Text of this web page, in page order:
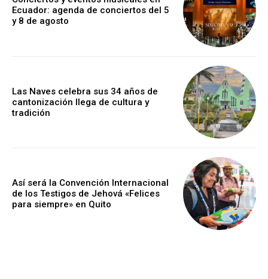
Ecuador: agenda de conciertos del 5
y 8 de agosto
Las Naves celebra sus 34 años de
cantonización llega de cultura y
tradición
Así será la Convención Internacional
de los Testigos de Jehová «Felices
para siempre» en Quito